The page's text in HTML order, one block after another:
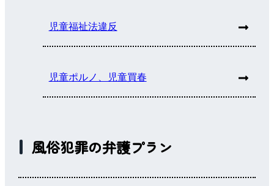
児童福祉法違反
児童ポルノ、児童買春
風俗犯罪の弁護プラン